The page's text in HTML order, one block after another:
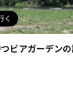
く
ビアガーデン